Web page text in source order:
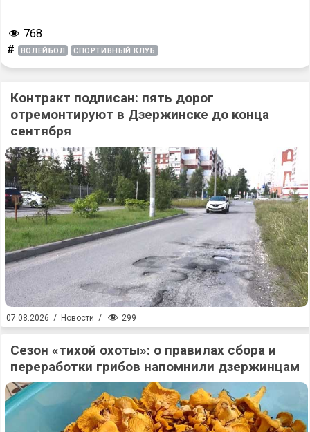
768
# ВОЛЕЙБОЛ СПОРТИВНЫЙ КЛУБ
Контракт подписан: пять дорог
отремонтируют в Дзержинске до конца
сентября
07.08.2026 / Новости / 299
Сезон «тихой охоты»: о правилах сбора и
переработки грибов напомнили дзержинцам